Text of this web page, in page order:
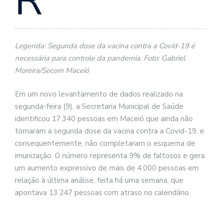
Legenda: Segunda dose da vacina contra a Covid-19 é
necessária para controle da pandemia. Foto: Gabriel
Moreira/Secom Maceió
Em um novo levantamento de dados realizado na
segunda-feira (9), a Secretaria Municipal de Saúde
identificou 17.340 pessoas em Maceió que ainda não
tomaram a segunda dose da vacina contra a Covid-19, e
consequentemente, não completaram o esquema de
imunização. O número representa 9% de faltosos e gera
um aumento expressivo de mais de 4.000 pessoas em
relação à última análise, feita há uma semana, que
apontava 13.247 pessoas com atraso no calendário.